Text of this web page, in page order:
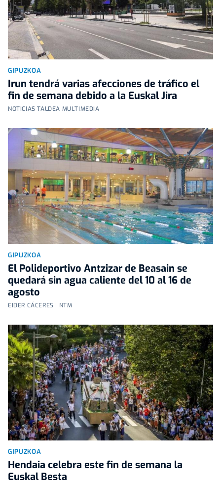
GIPUZKOA
Irun tendrá varias afecciones de tráfico el
fin de semana debido a la Euskal Jira
NOTICIAS TALDEA MULTIMEDIA
GIPUZKOA
El Polideportivo Antzizar de Beasain se
quedará sin agua caliente del 10 al 16 de
agosto
EIDER CÁCERES | NTM
GIPUZKOA
Hendaia celebra este fin de semana la
Euskal Besta